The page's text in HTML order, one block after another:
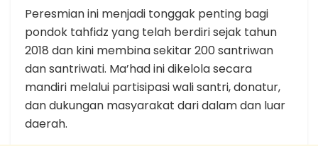
Peresmian ini menjadi tonggak penting bagi
pondok tahfidz yang telah berdiri sejak tahun
2018 dan kini membina sekitar 200 santriwan
dan santriwati. Ma’had ini dikelola secara
mandiri melalui partisipasi wali santri, donatur,
dan dukungan masyarakat dari dalam dan luar
daerah.